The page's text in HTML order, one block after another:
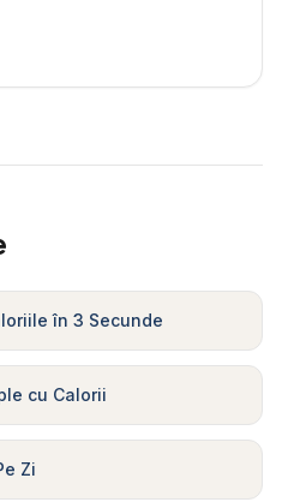
în 3 Secunde
cu Calorii
Zi